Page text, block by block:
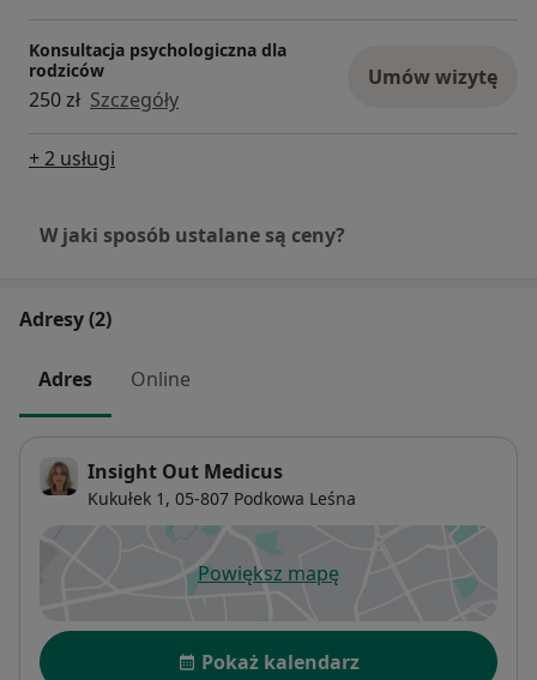
Konsultacja psychologiczna dla
rodziców
250 zł Szczegóły
Umów wizytę
+ 2 usługi
W jaki sposób ustalane są ceny?
Adresy (2)
Adres Online
Insight Out Medicus
Kukułek 1, 05-807 Podkowa Leśna
Powiększ mapęotwiera się w nowej karcie
Dostępność
Pokaż kalendarz